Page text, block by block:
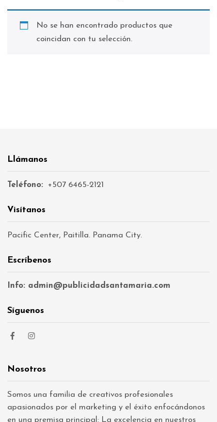
No se han encontrado productos que
coincidan con tu selección.
Llámanos
Teléfono: +507 6465-2121
Visítanos
Pacific Center, Paitilla. Panama City.
Escríbenos
Info: admin@publicidadsantamaria.com
Síguenos
Nosotros
Somos una familia de creativos profesionales
apasionados por el marketing y el éxito enfocándonos
en una premisa principal: La excelencia en nuestros